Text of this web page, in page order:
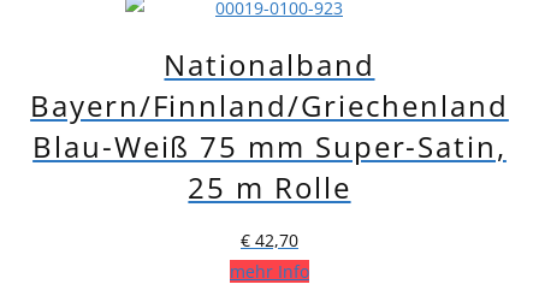
Nationalband
Bayern/Finnland/Griechenland
Blau-Weiß 75 mm Super-Satin,
25 m Rolle
€ 42,70
mehr Info